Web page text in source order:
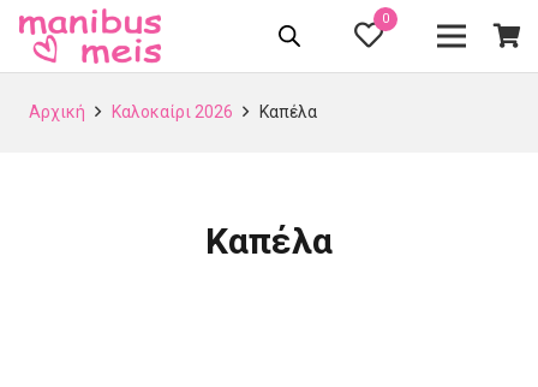
0
Αρχική Καλοκαίρι 2026 Καπέλα
Καπέλα